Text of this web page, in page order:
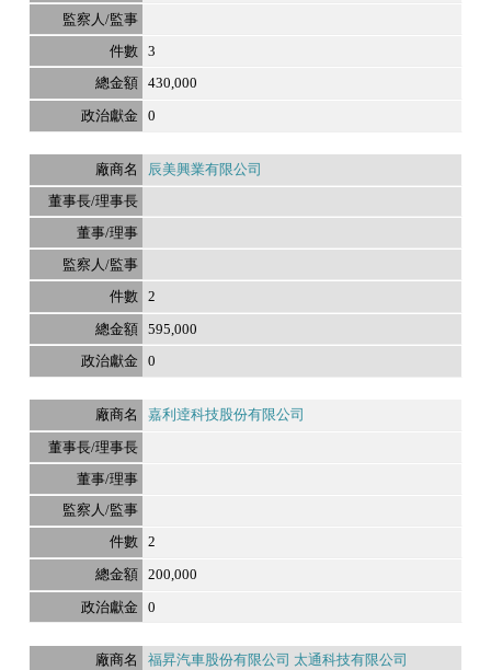
3
430,000
0
辰美興業有限公司
2
595,000
0
嘉利逹科技股份有限公司
2
200,000
0
福昇汽車股份有限公司 太通科技有限公司